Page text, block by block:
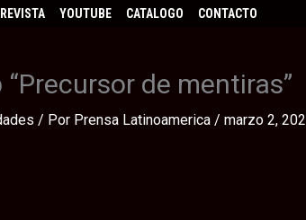
REVISTA YOUTUBE CATALOGO CONTACTO
de mentiras”
/ Por Prensa Latinoamerica / marzo 2,